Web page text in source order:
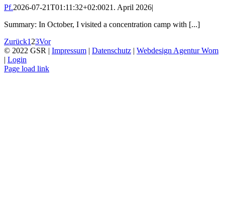
Pf.2026-07-21T01:11:32+02:0021. April 2026|
Summary: In October, I visited a concentration camp with [...]
Zurück1 23Vor
© 2022 GSR | Impressum | Datenschutz | Webdesign Agentur Wom
| Login
Page load link